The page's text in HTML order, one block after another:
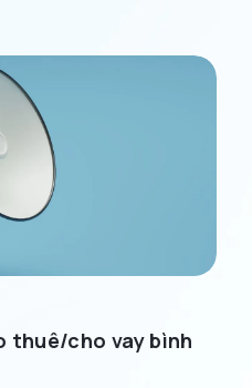
cuối
thuê/cho vay bình